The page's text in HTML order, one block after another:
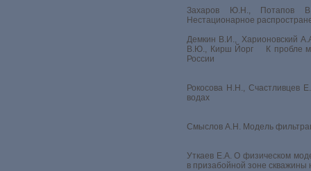
Захаров Ю.Н., Потапов
Нестационарное
Демкин В.И., Харионовский
В.Ю., Кирш Йорг К пробле ме
России
Рокосова Н.Н., Счастливцев
водах
Смыслов А.Н. Модель
Уткаев Е.А. О физическом
в призабойной зоне скважины